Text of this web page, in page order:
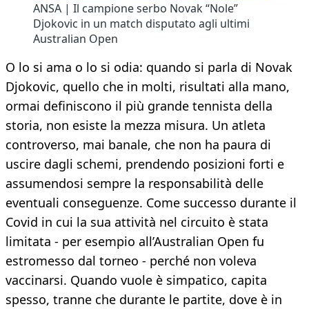
ANSA | Il campione serbo Novak “Nole”
Djokovic in un match disputato agli ultimi
Australian Open
O lo si ama o lo si odia: quando si parla di Novak
Djokovic, quello che in molti, risultati alla mano,
ormai definiscono il più grande tennista della
storia, non esiste la mezza misura. Un atleta
controverso, mai banale, che non ha paura di
uscire dagli schemi, prendendo posizioni forti e
assumendosi sempre la responsabilità delle
eventuali conseguenze. Come successo durante il
Covid in cui la sua attività nel circuito è stata
limitata - per esempio all’Australian Open fu
estromesso dal torneo - perché non voleva
vaccinarsi. Quando vuole è simpatico, capita
spesso, tranne che durante le partite, dove è in